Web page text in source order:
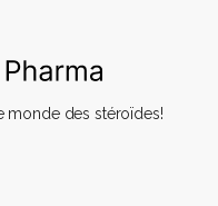
monde des stéroïdes!